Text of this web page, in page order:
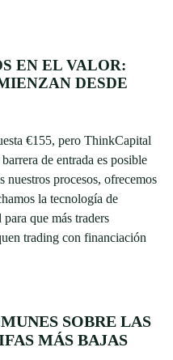
EN EL VALOR:
DESDE
€155, pero ThinkCapital
de entrada es posible
procesos, ofrecemos
la tecnología de
que más traders
trading con financiación
SOBRE LAS
MÁS BAJAS